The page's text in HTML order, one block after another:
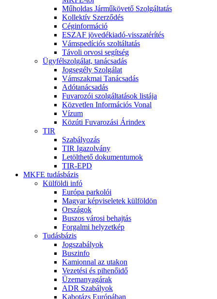
Műholdas Járműkövető Szolgáltatás
Kollektív Szerződés
Céginformáció
ESZAF jövedékiadó-visszatérítés
Vámspedíciós szoltáltatás
Távoli orvosi segítség
Ügyfélszolgálat, tanácsadás
Jogsegély Szolgálat
Vámszakmai Tanácsadás
Adótanácsadás
Fuvarozói szolgáltatások listája
Közvetlen Információs Vonal
Vízum
Közúti Fuvarozási Árindex
TIR
Szabályozás
TIR Igazolvány
Letölthető dokumentumok
TIR-EPD
MKFE tudásbázis
Külföldi infó
Európa parkolói
Magyar képviseletek külföldön
Országok
Buszos városi behajtás
Forgalmi helyzetkép
Tudásbázis
Jogszabályok
Buszinfo
Kamionnal az utakon
Vezetési és pihenőidő
Üzemanyagárak
ADR Szabályok
Kabotázs Európában